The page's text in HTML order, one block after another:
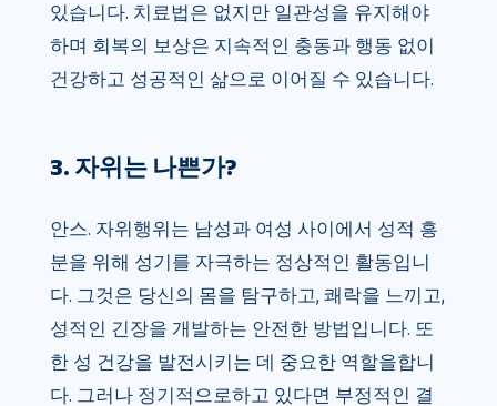
있습니다. 치료법은 없지만 일관성을 유지해야
하며 회복의 보상은 지속적인 충동과 행동 없이
건강하고 성공적인 삶으로 이어질 수 있습니다.
3. 자위는 나쁜가?
안스. 자위행위는 남성과 여성 사이에서 성적 흥
분을 위해 성기를 자극하는 정상적인 활동입니
다. 그것은 당신의 몸을 탐구하고, 쾌락을 느끼고,
성적인 긴장을 개발하는 안전한 방법입니다. 또
한 성 건강을 발전시키는 데 중요한 역할을합니
다. 그러나 정기적으로하고 있다면 부정적인 결